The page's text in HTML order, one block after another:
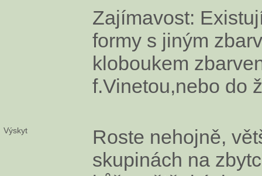
Zajímavost:
formy s jiným
kloboukem
f.Vinetou,nebo do
Výskyt
Roste nehojně,
skupinách na